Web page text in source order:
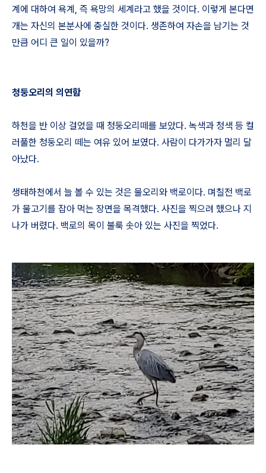
계에 대하여 욕계, 즉 욕망의 세계라고 했을 것이다. 이렇게 본다면
개는 자신의 본분사에 충실한 것이다. 생존하여 자손을 남기는 것
만큼 어디 큰 일이 있을까?
청둥오리의 의연함
하천을 반 이상 걸었을 때 청둥오리떼를 보았다. 녹색과 청색 등 컬
러풀한 청둥오리 떼는 여유 있어 보였다. 사람이 다가가자 멀리 달
아났다.
생태하천에서 늘 볼 수 있는 것은 물오리와 백로이다. 며칠전 백로
가 물고기를 잡아 먹는 장면을 목격했다. 사진을 찍으려 했으나 지
나가 버렸다. 백로의 목이 불룩 솟아 있는 사진을 찍었다.